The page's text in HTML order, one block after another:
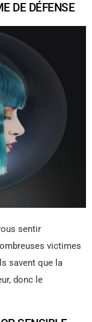
DE DÉFENSE
sentir
victimes
savent que la
donc le